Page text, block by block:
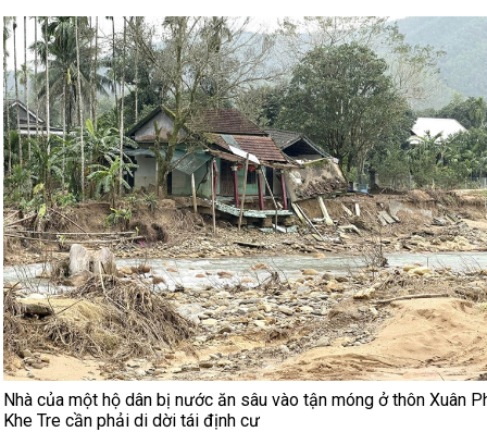
Nhà của một hộ dân bị nước ăn sâu vào tận móng ở thôn Xuân
Khe Tre cần phải di dời tái định cư